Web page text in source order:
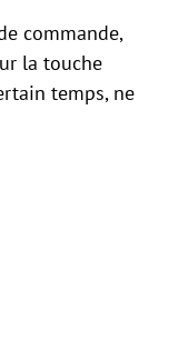
commande,
la touche
temps, ne